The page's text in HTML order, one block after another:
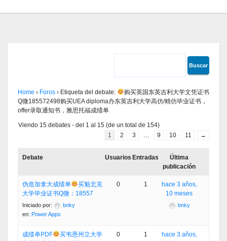
Home › Foros › Etiqueta del debate:
购买英国东英吉利大学文凭证书
Q微185572498购买UEA diploma办东英吉利大学高仿/精仿毕业证书，
offer录取通知书，雅思托福成绩单
Viendo 15 debates - del 1 al 15 (de un total de 154)
1
2 3 … 9 10 11 →
Debate Usuarios Entradas
Última
publicación
伪造加拿大成绩单
买魁北克
大学毕业证书Q微：18557
Iniciado por:
bnky
en: Power Apps
0 1
hace 3 años,
10 meses
bnky
成绩单PDF
买韦恩州立大学
0 1
hace 3 años,